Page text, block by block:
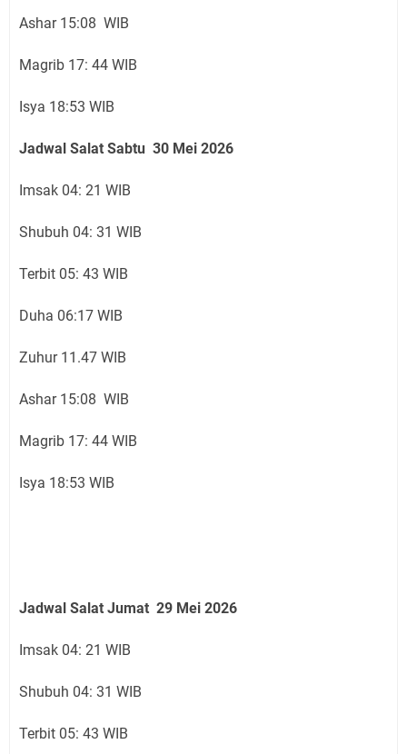
Ashar 15:08 WIB
Magrib 17: 44 WIB
Isya 18:53 WIB
Jadwal Salat Sabtu 30 Mei 2026
Imsak 04: 21 WIB
Shubuh 04: 31 WIB
Terbit 05: 43 WIB
Duha 06:17 WIB
Zuhur 11.47 WIB
Ashar 15:08 WIB
Magrib 17: 44 WIB
Isya 18:53 WIB
Jadwal Salat Jumat 29 Mei 2026
Imsak 04: 21 WIB
Shubuh 04: 31 WIB
Terbit 05: 43 WIB